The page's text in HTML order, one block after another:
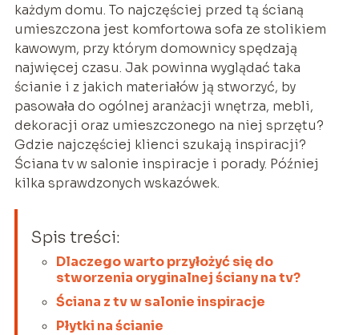
każdym domu. To najczęściej przed tą ścianą
umieszczona jest komfortowa sofa ze stolikiem
kawowym, przy którym domownicy spędzają
najwięcej czasu. Jak powinna wyglądać taka
ścianie i z jakich materiałów ją stworzyć, by
pasowała do ogólnej aranżacji wnętrza, mebli,
dekoracji oraz umieszczonego na niej sprzętu?
Gdzie najczęściej klienci szukają inspiracji?
Ściana tv w salonie inspiracje i porady. Później
kilka sprawdzonych wskazówek.
Spis treści:
Dlaczego warto przyłożyć się do
stworzenia oryginalnej ściany na tv?
Ściana z tv w salonie inspiracje
Płytki na ścianie